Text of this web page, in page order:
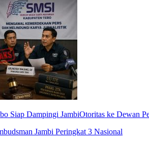
Siap Dampingi JambiOtoritas ke Dewan